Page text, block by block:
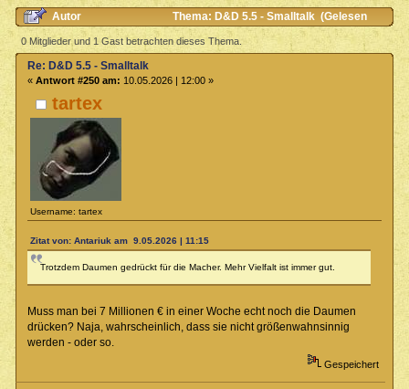
Autor
Thema: D&D 5.5 - Smalltalk (Gelesen
28954 mal)
0 Mitglieder und 1 Gast betrachten dieses Thema.
tartex
Username: tartex
Re: D&D 5.5 - Smalltalk
« Antwort #250 am: 10.05.2026 | 12:00 »
Zitat von: Antariuk am 9.05.2026 | 11:15
Trotzdem Daumen gedrückt für die Macher. Mehr Vielfalt ist immer gut.
Muss man bei 7 Millionen € in einer Woche echt noch die Daumen
drücken? Naja, wahrscheinlich, dass sie nicht größenwahnsinnig
werden - oder so.
Gespeichert